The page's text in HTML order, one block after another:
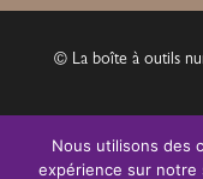
© La boîte à outils
Nous utilisons des
expérience sur notre